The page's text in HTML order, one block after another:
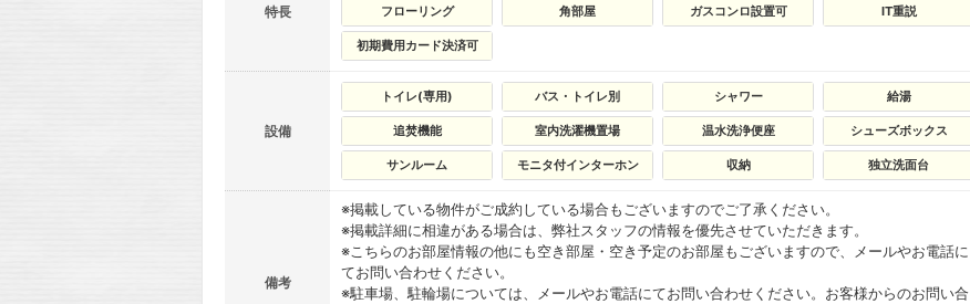
特長 フローリング 角部屋 ガスコンロ設置可 IT重説
初期費用カード決済可
設備
トイレ(専用) バス・トイレ別 シャワー 給湯
追焚機能 室内洗濯機置場 温水洗浄便座 シューズボックス
サンルーム モニタ付インターホン 収納 独立洗面台
備考
※掲載している物件がご成約している場合もございますのでご了承ください。
※掲載詳細に相違がある場合は、弊社スタッフの情報を優先させていただきます。
※こちらのお部屋情報の他にも空き部屋・空き予定のお部屋もございますので、メールやお電話に
てお問い合わせください。
※駐車場、駐輪場については、メールやお電話にてお問い合わせください。お客様からのお問い合